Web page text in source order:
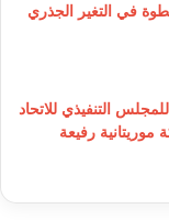
في التغير الجذري
انطلاق أعمال الدورة الـ47 للمجلس التنفيذي للاتحاد
موريتانية رفيعة